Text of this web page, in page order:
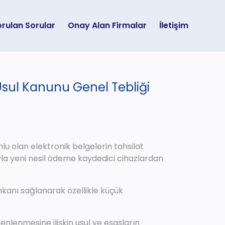
Sorular Onay Alan Firmalar İletişim
Kanunu Genel Tebliği
olan elektronik belgelerin tahsilat
yeni nesil ödeme kaydedici cihazlardan
sağlanarak özellikle küçük